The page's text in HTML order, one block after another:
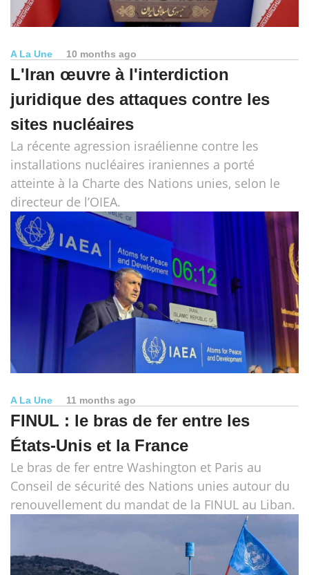
A La Une 10 months ago
L'Iran œuvre à l'interdiction
juridique des attaques contre les
sites nucléaires
La récente agression israélienne contre les
installations nucléaires iraniennes a porté
atteinte à la Charte des Nations unies, selon le
directeur de l’OIEA.
A La Une 11 months ago
FINUL : le bras de fer entre les
États-Unis et la France
Le bras de fer entre Washington et Paris au
Conseil de sécurité des Nations unies autour du
renouvellement du mandat de la FINUL au Liban.